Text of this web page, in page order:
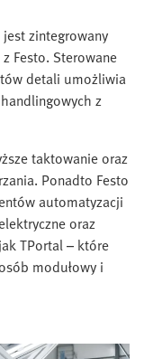
zintegrowany
Festo. Sterowane
detali umożliwia
z
taktowanie oraz
Ponadto Festo
automatyzacji
oraz
TPortal – które
modułowy i